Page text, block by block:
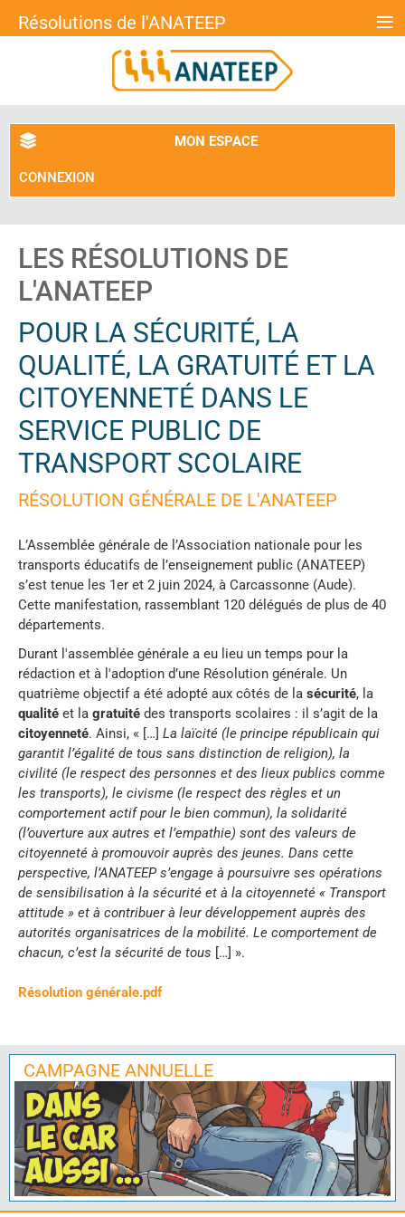
MON ESPACE
CONNEXION
LES RÉSOLUTIONS DE
L'ANATEEP
POUR LA SÉCURITÉ, LA
QUALITÉ, LA GRATUITÉ ET LA
CITOYENNETÉ DANS LE
SERVICE PUBLIC DE
TRANSPORT SCOLAIRE
RÉSOLUTION GÉNÉRALE DE L'ANATEEP
L’Assemblée générale de l’Association nationale pour les
transports éducatifs de l’enseignement public (ANATEEP)
s’est tenue les 1er et 2 juin 2024, à Carcassonne (Aude).
Cette manifestation, rassemblant 120 délégués de plus de 40
départements.
Durant l'assemblée générale a eu lieu un temps pour la
rédaction et à l'adoption d’une Résolution générale. Un
quatrième objectif a été adopté aux côtés de la sécurité, la
qualité et la gratuité des transports scolaires : il s’agit de la
citoyenneté. Ainsi, « […] La laïcité (le principe républicain qui
garantit l’égalité de tous sans distinction de religion), la
civilité (le respect des personnes et des lieux publics comme
les transports), le civisme (le respect des règles et un
comportement actif pour le bien commun), la solidarité
(l’ouverture aux autres et l’empathie) sont des valeurs de
citoyenneté à promouvoir auprès des jeunes. Dans cette
perspective, l’ANATEEP s’engage à poursuivre ses opérations
de sensibilisation à la sécurité et à la citoyenneté « Transport
attitude » et à contribuer à leur développement auprès des
autorités organisatrices de la mobilité. Le comportement de
chacun, c’est la sécurité de tous […] ».
Résolution générale.pdf
CAMPAGNE ANNUELLE
Résolutions de l'ANATEEP ≡